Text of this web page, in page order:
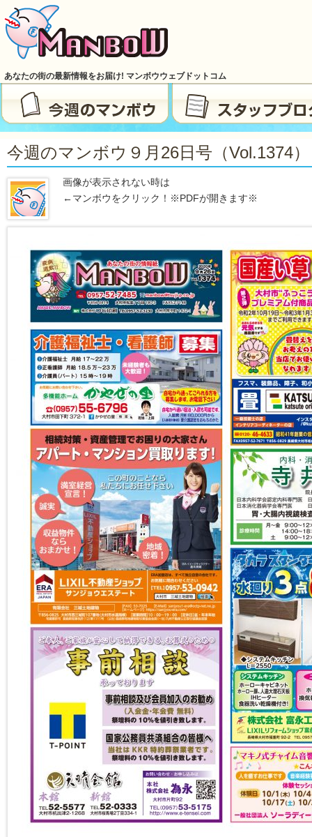
あなたの街の最新情報をお届け! マンボウウェブドットコム
今週のマンボウ９月26日号（vol.1374）
画像が表示されない時は
←マンボウをクリック！※PDFが開きます※